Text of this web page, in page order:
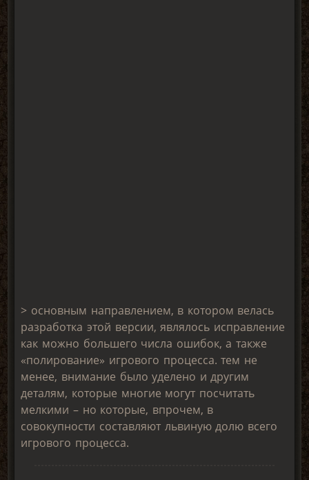
> основным направлением, в котором велась
разработка этой версии, являлось исправление
как можно большего числа ошибок, а также
«полирование» игрового процесса. тем не
менее, внимание было уделено и другим
деталям, которые многие могут посчитать
мелкими – но которые, впрочем, в
совокупности составляют львиную долю всего
игрового процесса.